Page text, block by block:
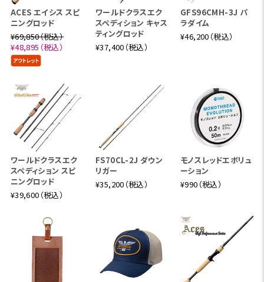
ACES エイシス スピ
ニングロッド
¥69,850（税込）
¥48,895（税込）
ワールドクラスエク
スペディション キャス
ティングロッド
¥37,400（税込）
GFS96CMH-3J パ
ラダイム
¥46,200（税込）
ワールドクラスエク
スペディション スピ
ニングロッド
¥39,600（税込）
FS70CL-2J ダウン
リガー
¥35,200（税込）
モノスレッドエボリュ
ーション
¥990（税込）